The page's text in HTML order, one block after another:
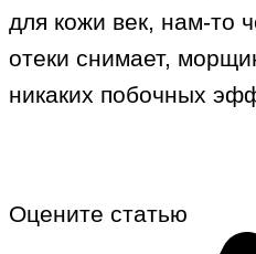
для кожи век, нам-то
отеки снимает,
никаких побочных
Оцените статью